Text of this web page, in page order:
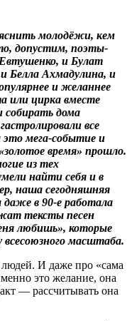
молодёжи, кем
допустим, поэты-
и Булат
Белла Ахмадулина, и
и желаннее
или цирка вместе
собирать дома
все
мега-событие и
время» прошло.
из тех
найти себя и в
наша сегодняшняя
даже в 90-е работала
тексты песен
любишь», которые
всесоюзного масштаба.
И даже про «сама
это желание, она
— рассчитывать она